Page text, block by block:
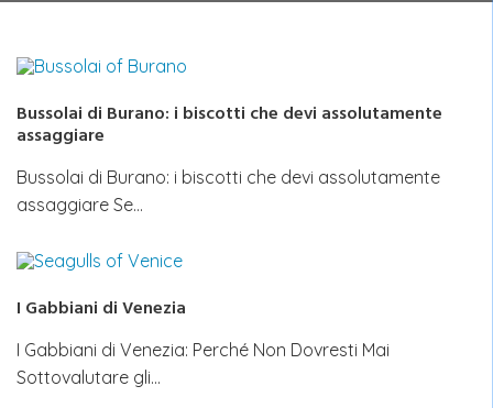
Bussolai di Burano: i biscotti che devi assolutamente
assaggiare
Bussolai di Burano: i biscotti che devi assolutamente
assaggiare Se…
I Gabbiani di Venezia
I Gabbiani di Venezia: Perché Non Dovresti Mai
Sottovalutare gli…